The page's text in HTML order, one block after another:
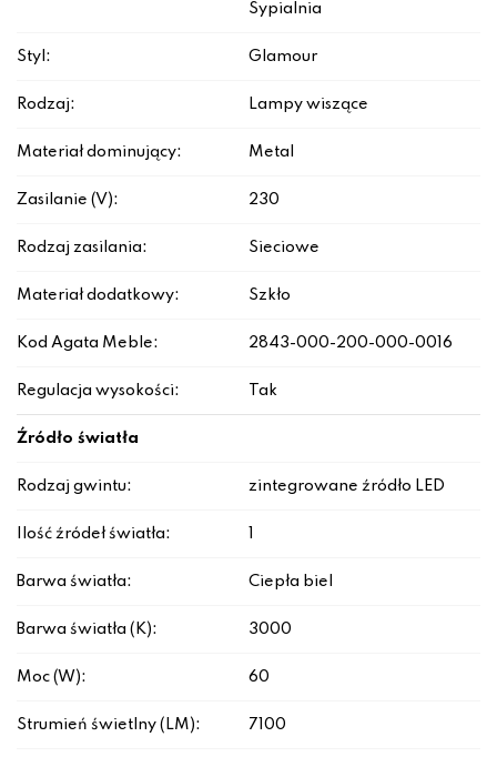
Sypialnia
Styl: Glamour
Rodzaj: Lampy wiszące
Materiał dominujący: Metal
Zasilanie (V): 230
Rodzaj zasilania: Sieciowe
Materiał dodatkowy: Szkło
Kod Agata Meble: 2843-000-200-000-0016
Regulacja wysokości: Tak
Źródło światła
Rodzaj gwintu: zintegrowane źródło LED
Ilość źródeł światła:
Barwa światła: Ciepła biel
Barwa światła (K): 3000
Moc (W): 60
Strumień świetlny (LM): 7100